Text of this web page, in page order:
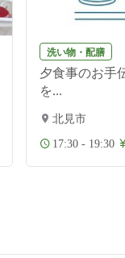
洗い物・配膳
夕食事のお手
を...
北見市
17:30 - 19:30